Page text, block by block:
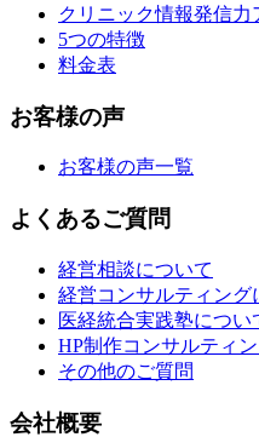
クリニック情報発信
5つの特徴
料金表
お客様の声
お客様の声一覧
よくあるご質問
経営相談について
経営コンサルティング
医経統合実践塾につい
HP制作コンサルティ
その他のご質問
会社概要